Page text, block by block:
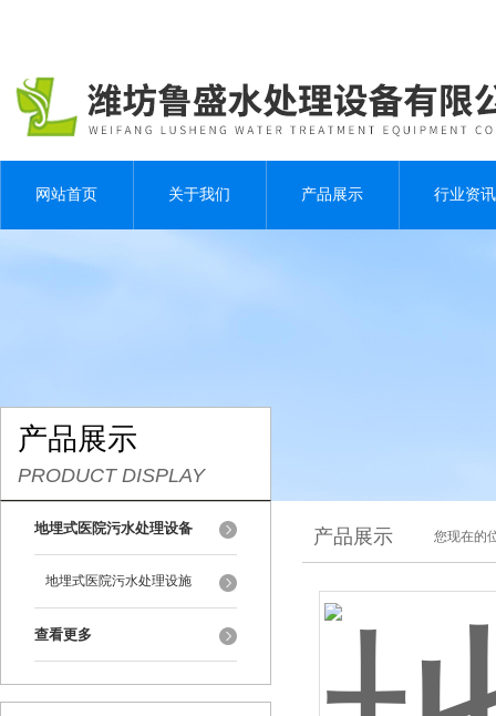
网站首页 关于我们 产品展示 行业资讯
产品展示
PRODUCT DISPLAY
地埋式医院污水处理设备
地埋式医院污水处理设施
查看更多
产品展示 您现在的